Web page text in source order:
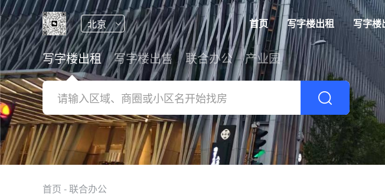
首页 写字楼出租 写字楼
写字楼出租 写字楼出售 联合办公 产业园
首页 -联合办公